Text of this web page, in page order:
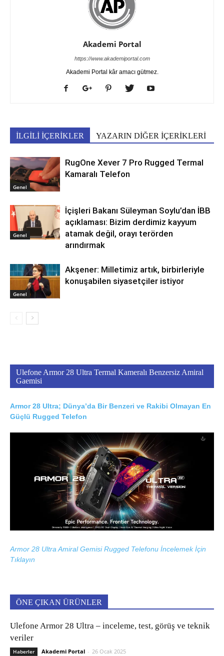
Akademi Portal
https://www.akademiportal.com
Akademi Portal kâr amacı gütmez.
İLGİLİ İÇERİKLER YAZARIN DİĞER İÇERİKLERİ
Genel
RugOne Xever 7 Pro Rugged Termal
Kamaralı Telefon
Genel
İçişleri Bakanı Süleyman Soylu’dan İBB
açıklaması: Bizim derdimiz kayyum
atamak değil, orayı terörden
arındırmak
Genel
Akşener: Milletimiz artık, birbirleriyle
konuşabilen siyasetçiler istiyor
Ulefone Armor 28 Ultra Termal Kameralı Benzersiz Amiral
Gaemisi
Armor 28 Ultra; Dünya’da Bir Benzeri ve Rakibi Olmayan En
Güçlü Rugged Telefon
Armor 28 Ultra Amiral Gemisi Rugged Telefonu İncelemek İçin
Tıklayın
ÖNE ÇIKAN ÜRÜNLER
Ulefone Armor 28 Ultra – inceleme, test, görüş ve teknik
veriler
Haberler Akademi Portal - 26 Ocak 2025